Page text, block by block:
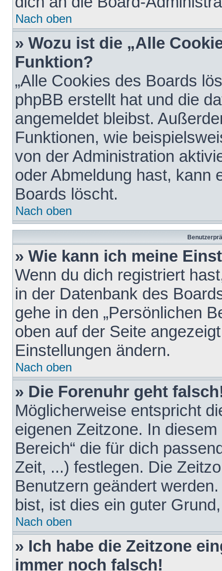
Nach oben
» Wozu ist die „Alle
Funktion?
„Alle Cookies des Boards
phpBB erstellt hat und die
angemeldet bleibst.
Funktionen, wie
von der Administration
oder Abmeldung hast, kann
Boards löscht.
Nach oben
» Wie kann ich meine
Wenn du dich registriert
in der Datenbank des
gehe in den „Persönlichen
oben auf der Seite
Einstellungen ändern.
Nach oben
» Die Forenuhr geht
Möglicherweise entspricht
eigenen Zeitzone. In
Bereich“ die für dich
Zeit, ...) festlegen. Die
Benutzern geändert
bist, ist dies ein guter
Nach oben
» Ich habe die Zeitzone
immer noch falsch!